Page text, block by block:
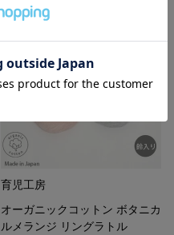
育児工房
オーガニックコットン ボタニカ
ルメランジ リングラトル